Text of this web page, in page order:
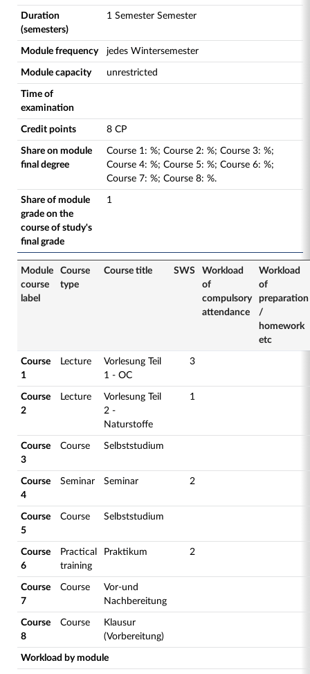
Duration
(semesters)
1 Semester Semester
Module frequency jedes Wintersemester
Module capacity unrestricted
Time of
examination
Credit points 8 CP
Share on module
final degree
Course 1: %; Course 2: %; Course 3: %;
Course 4: %; Course 5: %; Course 6: %;
Course 7: %; Course 8: %.
Share of module
grade on the
course of study's
final grade
1
Module
course
label
Course
type
Course title SWS
Workload
of
compulsory
attendance
Workload
of
preparation
/
homework
etc
Course
1
Lecture
Vorlesung Teil
1 - OC
3
Course
2
Lecture
Vorlesung Teil
2 -
Naturstoffe
1
Course
3
Course Selbststudium
Course
4
Seminar Seminar 2
Course
5
Course Selbststudium
Course
6
Practical
training
Praktikum 2
Course
7
Course
Vor-und
Nachbereitung
Course
8
Course
Klausur
(Vorbereitung)
Workload by module